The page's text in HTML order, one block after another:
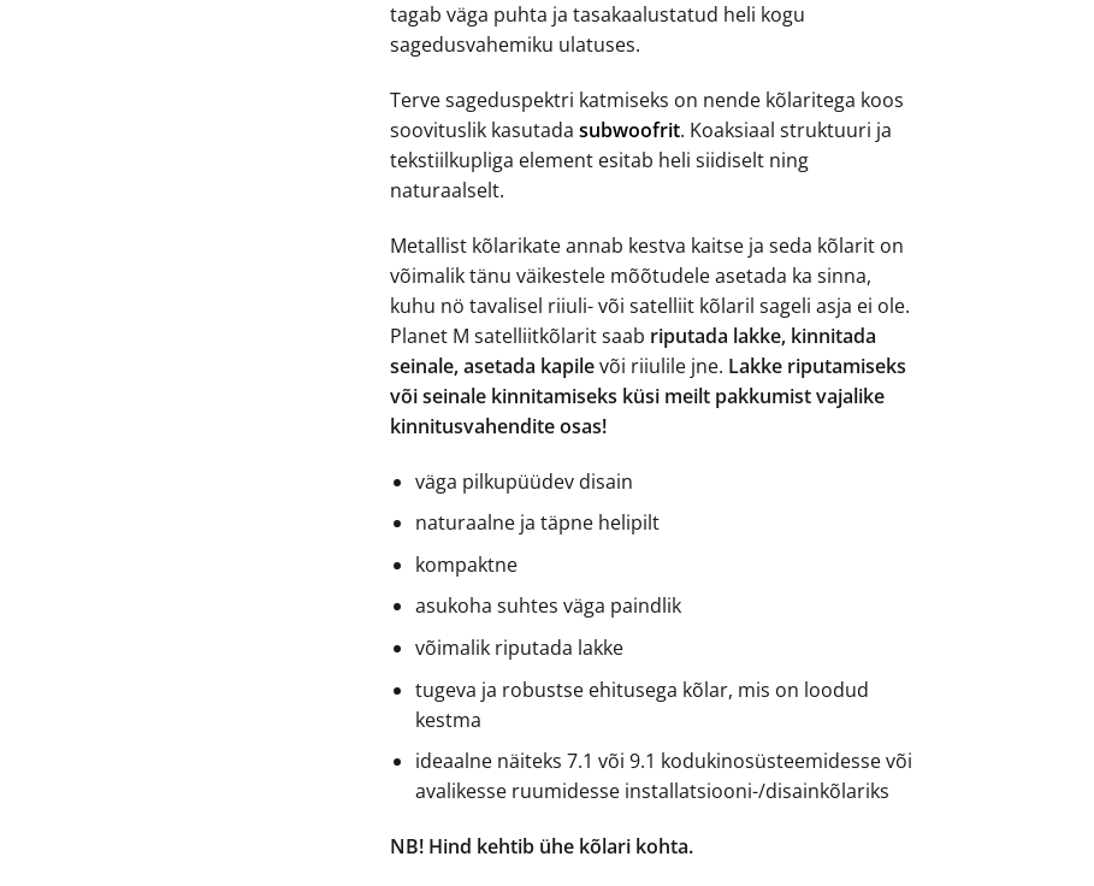
tagab väga puhta ja tasakaalustatud heli kogu
sagedusvahemiku ulatuses.
Terve sageduspektri katmiseks on nende kõlaritega koos
soovituslik kasutadasubwoofrit. Koaksiaal struktuuri ja
tekstiilkupliga element esitab heli siidiselt ning
naturaalselt.
Metallist kõlarikate annab kestva kaitse ja seda kõlarit on
võimalik tänu väikestele mõõtudele asetada ka sinna,
kuhu nö tavalisel riiuli- või satelliit kõlaril sageli asja ei ole.
Planet M satelliitkõlarit saab riputada lakke, kinnitada
seinale, asetada kapilevõi riiulile jne. Lakke riputamiseks
või seinale kinnitamiseks küsi meilt pakkumist vajalike
kinnitusvahendite osas!
väga pilkupüüdev disain
naturaalne ja täpne helipilt
kompaktne
asukoha suhtes väga paindlik
võimalik riputada lakke
tugeva ja robustse ehitusega kõlar, mis on loodud
kestma
ideaalne näiteks 7.1 või 9.1 kodukinosüsteemidesse või
avalikesse ruumidesse installatsiooni-/disainkõlariks
NB! Hind kehtib ühe kõlari kohta.